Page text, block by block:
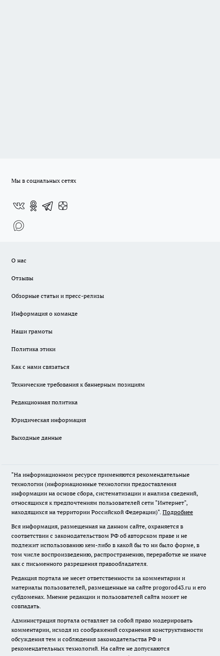
Мы в социальных сетях
О нас
Отзывы
Обзорные статьи и пресс-релизы
Информация о команде
Наши грамоты
Политика этики
Как с нами связаться
Технические требования к баннерным позициям
Редакционная политика
Юридическая информация
Выходные данные
"На информационном ресурсе применяются рекомендательные
технологии (информационные технологии предоставления
информации на основе сбора, систематизации и анализа сведений,
относящихся к предпочтениям пользователей сети "Интернет",
находящихся на территории Российской Федерации)". Подробнее
Вся информация, размещенная на данном сайте, охраняется в
соответствии с законодательством РФ об авторском праве и не
подлежит использованию кем-либо в какой бы то ни было форме, в
том числе воспроизведению, распространению, переработке не иначе
как с письменного разрешения правообладателя.
Редакция портала не несет ответственности за комментарии и
материалы пользователей, размещенные на сайте progorod43.ru и его
субдоменах. Мнение редакции и пользователей сайта может не
совпадать.
Администрация портала оставляет за собой право модерировать
комментарии, исходя из соображений сохранения конструктивности
обсуждения тем и соблюдения законодательства РФ и
рекомендательных технологий. На сайте не допускаются